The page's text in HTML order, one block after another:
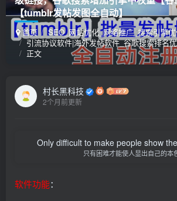
【tumblr发帖发图全自动】
首页
SEO_网站优化_网络推广_搜索引擎
引流协议软件|海外发帖软件_谷歌搜索排名
正文
村长黑科技
2个月前更新
Only difficult to make people show
只有困难才能使人显出自己的本
软件功能：